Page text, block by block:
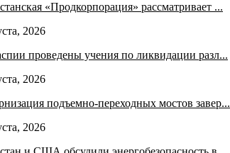
«Продкорпорация» рассматривает ...
2026
проведены учения по ликвидации разл...
2026
подъемно-переходных мостов завер...
2026